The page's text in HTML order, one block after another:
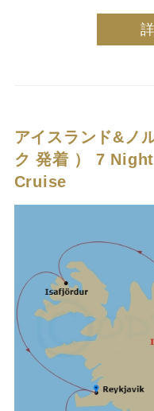
アイスランド&ノ
ク 発着 ） 7
Cruise